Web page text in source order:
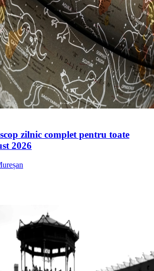
zilnic complet pentru toate
2026